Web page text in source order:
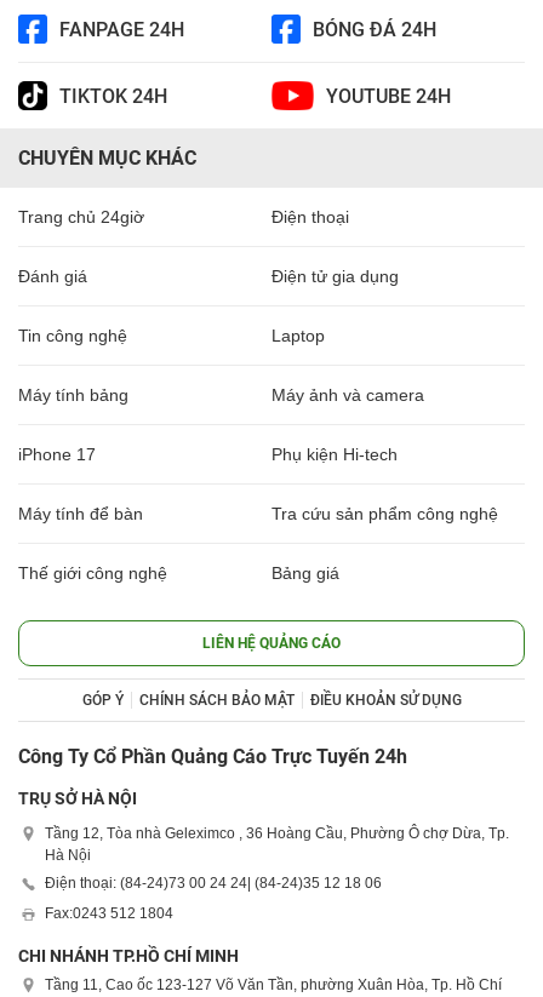
FANPAGE 24H BÓNG ĐÁ 24H
TIKTOK 24H YOUTUBE 24H
CHUYÊN MỤC KHÁC
Trang chủ 24giờ Điện thoại
Đánh giá Điện tử gia dụng
Tin công nghệ Laptop
Máy tính bảng Máy ảnh và camera
iPhone 17 Phụ kiện Hi-tech
Máy tính để bàn Tra cứu sản phẩm công nghệ
Thế giới công nghệ Bảng giá
LIÊN HỆ QUẢNG CÁO
GÓP Ý CHÍNH SÁCH BẢO MẬT ĐIỀU KHOẢN SỬ DỤNG
Công Ty Cổ Phần Quảng Cáo Trực Tuyến 24h
TRỤ SỞ HÀ NỘI
Tầng 12, Tòa nhà Geleximco , 36 Hoàng Cầu, Phường Ô chợ Dừa, Tp.
Hà Nội
Điện thoại: (84-24)73 00 24 24 | (84-24)35 12 18 06
Fax:0243 512 1804
CHI NHÁNH TP.HỒ CHÍ MINH
Tầng 11, Cao ốc 123-127 Võ Văn Tần, phường Xuân Hòa, Tp. Hồ Chí